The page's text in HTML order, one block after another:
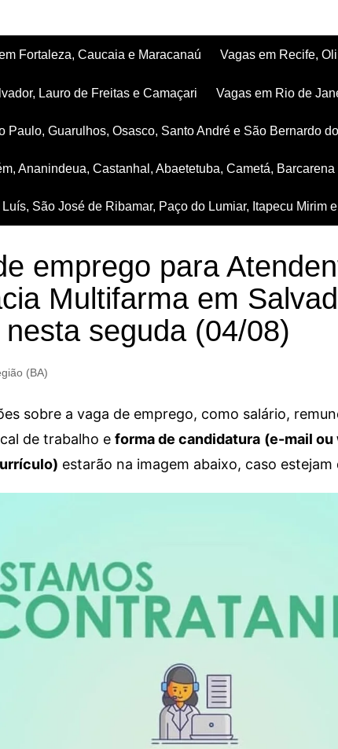
Fortaleza, Caucaia e Maracanaú Vagas em Recife,
Lauro de Freitas e Camaçari Vagas em Rio de
Paulo, Guarulhos, Osasco, Santo André e São Bernardo
Ananindeua, Castanhal, Abaetetuba, Cametá,
São José de Ribamar, Paço do Lumiar, Itapecu Mirim
emprego para
Multifarma em
nesta seguda (04/08)
(BA)
sobre a vaga de emprego, como salário,
de trabalho e forma de candidatura (e-mail ou
estarão na imagem abaixo, caso estejam